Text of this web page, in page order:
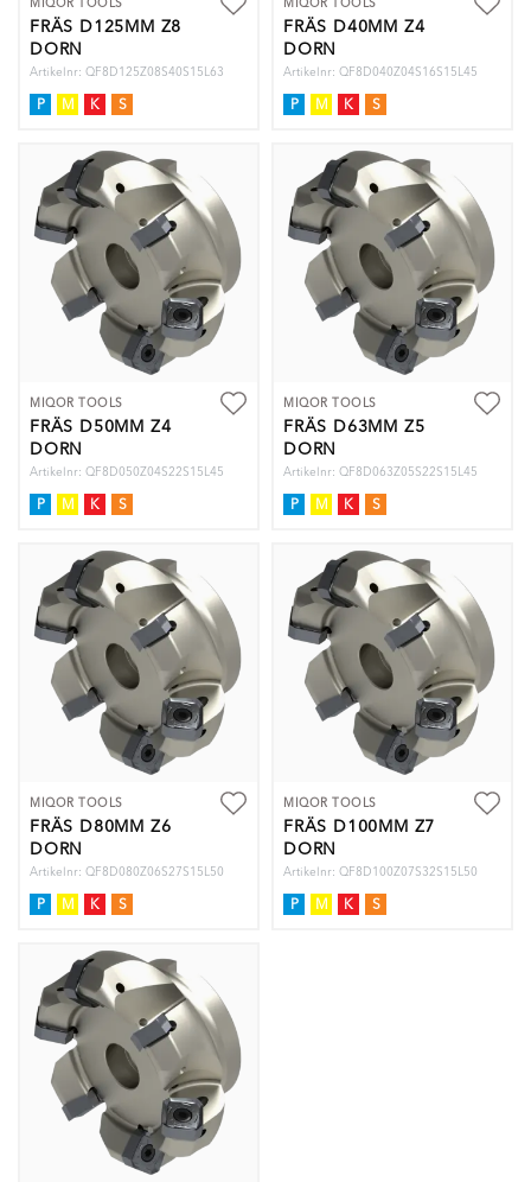
MIQOR TOOLS
FRÄS D125MM Z8
DORN
Artikelnr: QF8D125Z08S40S15L63
P M K S
MIQOR TOOLS
FRÄS D40MM Z4
DORN
Artikelnr: QF8D040Z04S16S15L45
P M K S
MIQOR TOOLS
FRÄS D50MM Z4
DORN
Artikelnr: QF8D050Z04S22S15L45
P M K S
MIQOR TOOLS
FRÄS D63MM Z5
DORN
Artikelnr: QF8D063Z05S22S15L45
P M K S
MIQOR TOOLS
FRÄS D80MM Z6
DORN
Artikelnr: QF8D080Z06S27S15L50
P M K S
MIQOR TOOLS
FRÄS D100MM Z7
DORN
Artikelnr: QF8D100Z07S32S15L50
P M K S